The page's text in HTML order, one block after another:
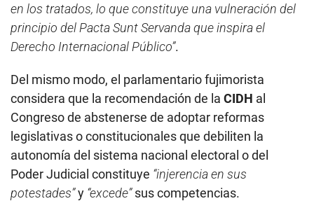
en los tratados, lo que constituye una vulneración del
principio del Pacta Sunt Servanda que inspira el
Derecho Internacional Público”.
Del mismo modo, el parlamentario fujimorista
considera que la recomendación de la CIDH al
Congreso de abstenerse de adoptar reformas
legislativas o constitucionales que debiliten la
autonomía del sistema nacional electoral o del
Poder Judicial constituye “injerencia en sus
potestades”y “excede”sus competencias.